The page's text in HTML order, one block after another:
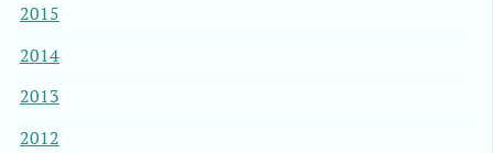
2015
2014
2013
2012